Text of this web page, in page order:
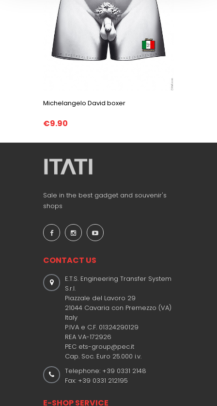
Michelangelo David boxer
€9.90
Sale in the best gadget and souvenir's
shops
CONTACT US
E.T.S. Engineering Transfer System
S.r.l.
Piazzale del Lavoro 29
21044 Cavaria con Premezzo (VA)
Italy
P.IVA e C.F. 01324290129
REA VA-172926
PEC ets-group@pec.it
Cap. Soc. Euro 25.000 i.v.
Telephone: +39 0331 2148
Fax: +39 0331 212195
E-SHOP SERVICE